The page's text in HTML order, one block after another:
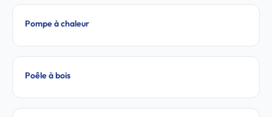
Pompe à chaleur
Poêle à bois